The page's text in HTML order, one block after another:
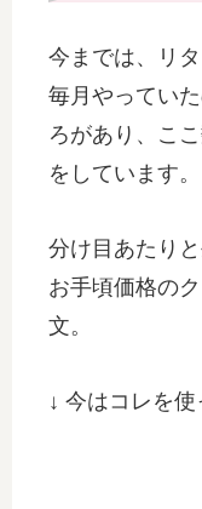
今までは、リ
毎月やってい
ろがあり、こ
をしています。
分け目あたり
お手頃価格の
文。
↓ 今はコレを使